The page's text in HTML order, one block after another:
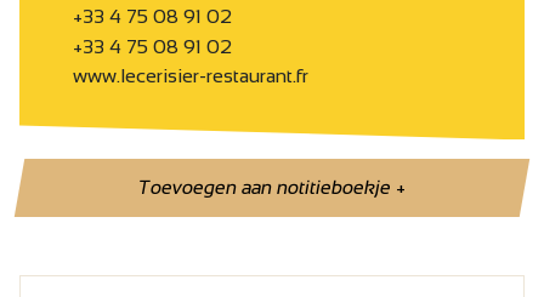
+33 4 75 08 91 02
+33 4 75 08 91 02
www.lecerisier-restaurant.fr
Toevoegen aan notitieboekje+